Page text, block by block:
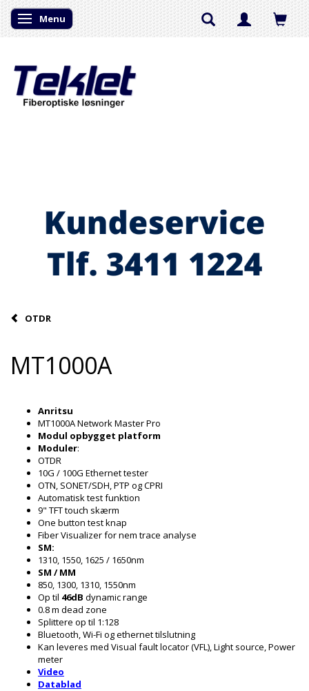
Skifte navigation
Menu
OTDR
MT1000A
Anritsu
MT1000A Network Master Pro
Modul opbygget platform
Moduler:
OTDR
10G / 100G Ethernet tester
OTN, SONET/SDH, PTP og CPRI
Automatisk test funktion
9" TFT touch skærm
One button test knap
Fiber Visualizer for nem trace analyse
SM:
1310, 1550, 1625 / 1650nm
SM / MM
850, 1300, 1310, 1550nm
Op til 46dB dynamic range
0.8 m dead zone
Splittere op til 1:128
Bluetooth, Wi-Fi og ethernet tilslutning
Kan leveres med Visual fault locator (VFL), Light source, Power
meter
Video
Datablad